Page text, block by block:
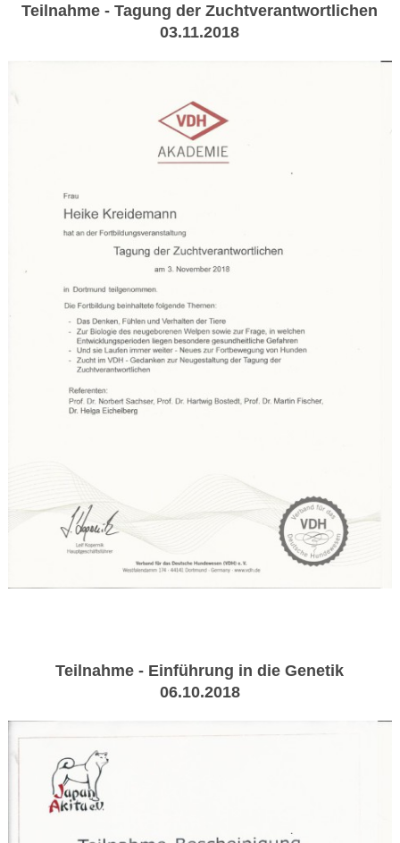
Teilnahme - Tagung der Zuchtverantwortlichen
03.11.2018
Teilnahme - Einführung in die Genetik
06.10.2018